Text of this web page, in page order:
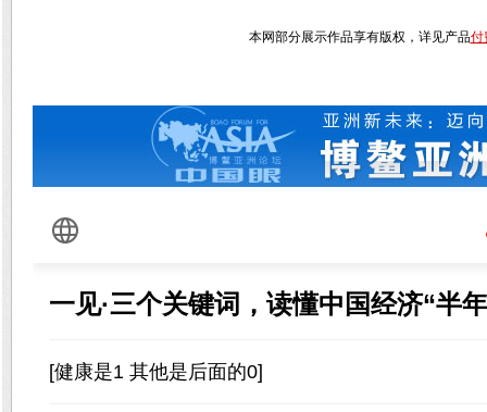
本网部分展示作品享有版权，详见产品付